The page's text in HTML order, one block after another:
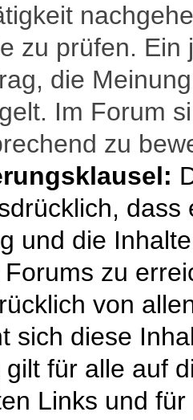
zu prüfen.
die
Im Forum
zu
und die
zu
von
sich diese
gilt für alle auf
Links und